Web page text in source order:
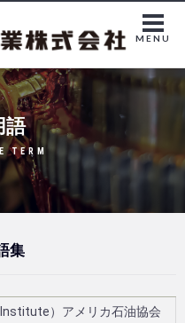
MENU
語
TERM
集
）アメリカ石油協会